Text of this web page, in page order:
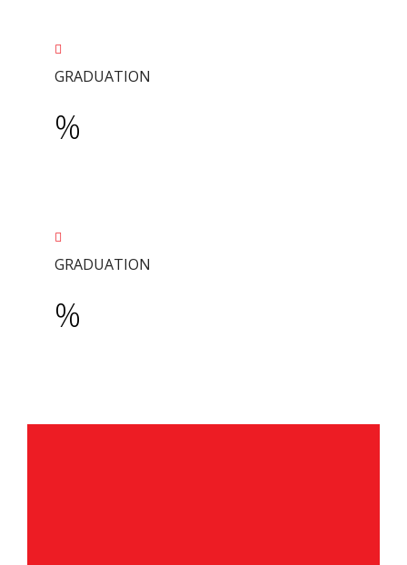
GRADUATION
%
GRADUATION
%